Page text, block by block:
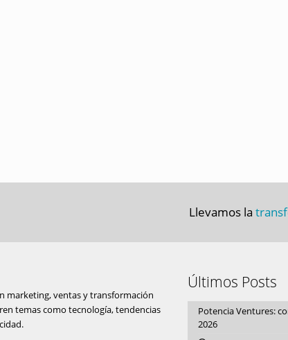
Llevamos la
marketing, ventas y transformación
temas como tecnología, tendencias
Últimos Posts
Potencia Ventures:
2026